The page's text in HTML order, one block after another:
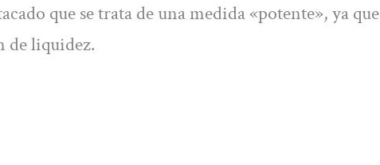
que se trata de una medida «potente», ya que
de liquidez.